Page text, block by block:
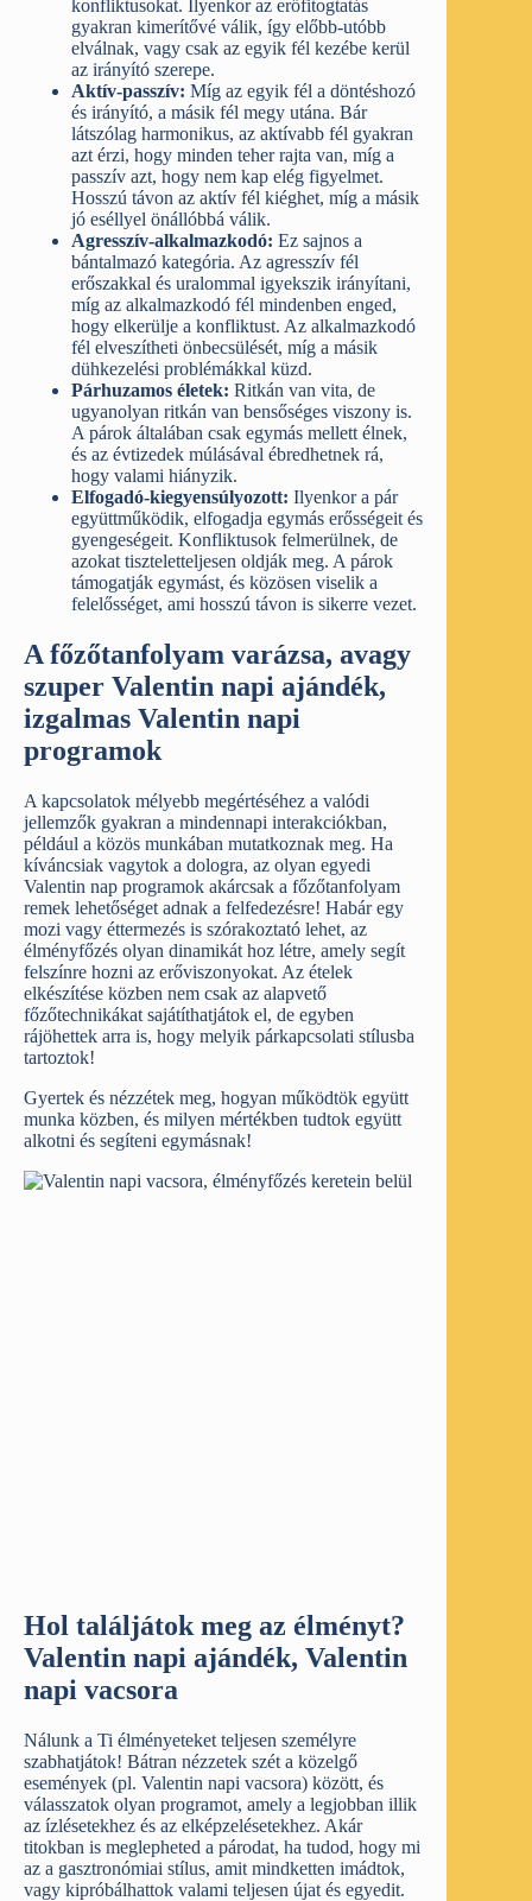
konfliktusokat. Ilyenkor az erőfitogtatás
gyakran kimerítővé válik, így előbb-utóbb
elválnak, vagy csak az egyik fél kezébe kerül
az irányító szerepe.
Aktív-passzív: Míg az egyik fél a döntéshozó
és irányító, a másik fél megy utána. Bár
látszólag harmonikus, az aktívabb fél gyakran
azt érzi, hogy minden teher rajta van, míg a
passzív azt, hogy nem kap elég figyelmet.
Hosszú távon az aktív fél kiéghet, míg a másik
jó eséllyel önállóbbá válik.
Agresszív-alkalmazkodó: Ez sajnos a
bántalmazó kategória. Az agresszív fél
erőszakkal és uralommal igyekszik irányítani,
míg az alkalmazkodó fél mindenben enged,
hogy elkerülje a konfliktust. Az alkalmazkodó
fél elveszítheti önbecsülését, míg a másik
dühkezelési problémákkal küzd.
Párhuzamos életek: Ritkán van vita, de
ugyanolyan ritkán van bensőséges viszony is.
A párok általában csak egymás mellett élnek,
és az évtizedek múlásával ébredhetnek rá,
hogy valami hiányzik.
Elfogadó-kiegyensúlyozott: Ilyenkor a pár
együttműködik, elfogadja egymás erősségeit és
gyengeségeit. Konfliktusok felmerülnek, de
azokat tiszteletteljesen oldják meg. A párok
támogatják egymást, és közösen viselik a
felelősséget, ami hosszú távon is sikerre vezet.
A főzőtanfolyam varázsa, avagy
szuper Valentin napi ajándék,
izgalmas Valentin napi
programok
A kapcsolatok mélyebb megértéséhez a valódi
jellemzők gyakran a mindennapi interakciókban,
például a közös munkában mutatkoznak meg. Ha
kíváncsiak vagytok a dologra, az olyan egyedi
Valentin nap programok akárcsak a főzőtanfolyam
remek lehetőséget adnak a felfedezésre! Habár egy
mozi vagy éttermezés is szórakoztató lehet, az
élményfőzés olyan dinamikát hoz létre, amely segít
felszínre hozni az erőviszonyokat. Az ételek
elkészítése közben nem csak az alapvető
főzőtechnikákat sajátíthatjátok el, de egyben
rájöhettek arra is, hogy melyik párkapcsolati stílusba
tartoztok!
Gyertek és nézzétek meg, hogyan működtök együtt
munka közben, és milyen mértékben tudtok együtt
alkotni és segíteni egymásnak!
Hol találjátok meg az élményt?
Valentin napi ajándék, Valentin
napi vacsora
Nálunk a Ti élményeteket teljesen személyre
szabhatjátok! Bátran nézzetek szét a közelgő
események (pl. Valentin napi vacsora) között, és
válasszatok olyan programot, amely a legjobban illik
az ízlésetekhez és az elképzelésetekhez. Akár
titokban is meglepheted a párodat, ha tudod, hogy mi
az a gasztronómiai stílus, amit mindketten imádtok,
vagy kipróbálhattok valami teljesen újat és egyedit.